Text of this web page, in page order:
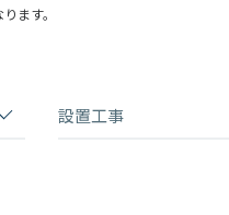
ます。
設置工事